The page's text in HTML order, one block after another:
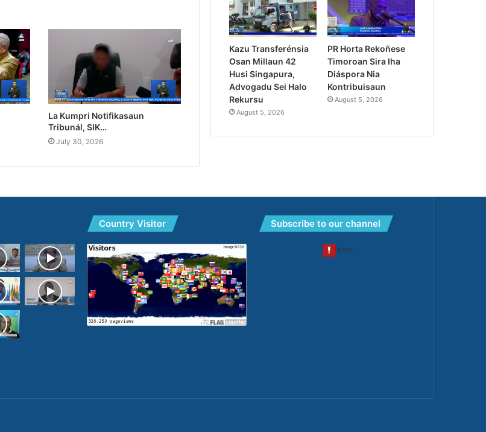
La Kumpri Notifikasaun
Tribunál, SIK…
July 30, 2026
Kazu Transferénsia
Osan Millaun 42
Husi Singapura,
Advogadu Sei Halo
Rekursu
August 5, 2026
PR Horta Rekoñese
Timoroan Sira Iha
Diáspora Nia
Kontribuisaun
August 5, 2026
Country Visitor Subscribe to our channel